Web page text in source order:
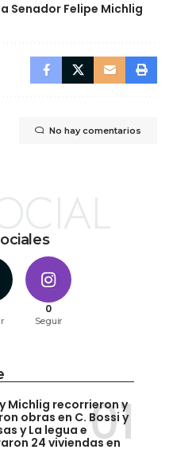
Senador Felipe Michlig
No hay comentarios
0
Seguir
Michlig recorrieron y
obras en C. Bossi y
y La legua e
24 viviendas en